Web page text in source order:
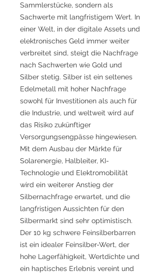
Sammlerstücke, sondern als
Sachwerte mit langfristigem Wert. In
einer Welt, in der digitale Assets und
elektronisches Geld immer weiter
verbreitet sind, steigt die Nachfrage
nach Sachwerten wie Gold und
Silber stetig. Silber ist ein seltenes
Edelmetall mit hoher Nachfrage
sowohl für Investitionen als auch für
die Industrie, und weltweit wird auf
das Risiko zukünftiger
Versorgungsengpässe hingewiesen.
Mit dem Ausbau der Märkte für
Solarenergie, Halbleiter, KI-
Technologie und Elektromobilität
wird ein weiterer Anstieg der
Silbernachfrage erwartet, und die
langfristigen Aussichten für den
Silbermarkt sind sehr optimistisch.
Der 10 kg schwere Feinsilberbarren
ist ein idealer Feinsilber-Wert, der
hohe Lagerfähigkeit, Wertdichte und
ein haptisches Erlebnis vereint und